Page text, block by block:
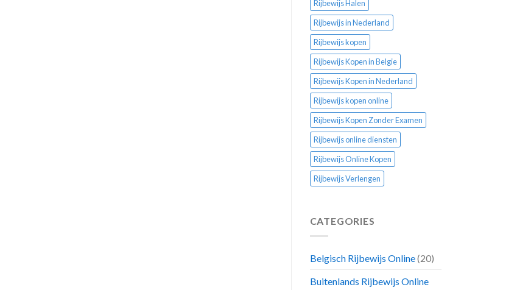
Rijbewijs Halen
Rijbewijs in Nederland
Rijbewijs kopen
Rijbewijs Kopen in Belgie
Rijbewijs Kopen in Nederland
Rijbewijs kopen online
Rijbewijs Kopen Zonder Examen
Rijbewijs online diensten
Rijbewijs Online Kopen
Rijbewijs Verlengen
CATEGORIES
Belgisch Rijbewijs Online(20)
Buitenlands Rijbewijs Online